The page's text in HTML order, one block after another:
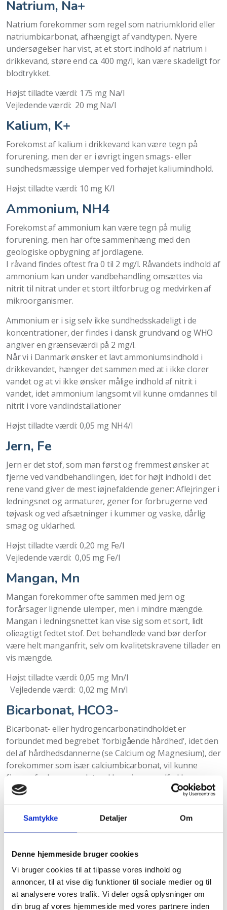
Samtykke Detaljer Om
Denne hjemmeside bruger cookies
Vi bruger cookies til at tilpasse vores indhold og
annoncer, til at vise dig funktioner til sociale medier og til
at analysere vores trafik. Vi deler også oplysninger om
din brug af vores hjemmeside med vores partnere inden
Natrium, Na+
Natrium forekommer som regel som natriumklorid eller
natriumbicarbonat, afhængigt af vandtypen. Nyere
undersøgelser har vist, at et stort indhold af natrium i
drikkevand, støre end ca. 400 mg/l, kan være skadeligt for
blodtrykket.
Højst tilladte værdi: 175 mg Na/l
Vejledende værdi: 20 mg Na/l
Kalium, K+
Forekomst af kalium i drikkevand kan være tegn på
forurening, men der er i øvrigt ingen smags- eller
sundhedsmæssige ulemper ved forhøjet kaliumindhold.
Højst tilladte værdi: 10 mg K/l
Ammonium, NH4
Forekomst af ammonium kan være tegn på mulig
forurening, men har ofte sammenhæng med den
geologiske opbygning af jordlagene.
I råvand findes oftest fra 0 til 2 mg/l. Råvandets indhold af
ammonium kan under vandbehandling omsættes via
nitrit til nitrat under et stort iltforbrug og medvirken af
mikroorganismer.
Ammonium er i sig selv ikke sundhedsskadeligt i de
koncentrationer, der findes i dansk grundvand og WHO
angiver en grænseværdi på 2 mg/l.
Når vi i Danmark ønsker et lavt ammoniumsindhold i
drikkevandet, hænger det sammen med at i ikke clorer
vandet og at vi ikke ønsker målige indhold af nitrit i
vandet, idet ammonium langsomt vil kunne omdannes til
nitrit i vore vandindstallationer
Højst tilladte værdi: 0,05 mg NH4/l
Jern, Fe
Jern er det stof, som man først og fremmest ønsker at
fjerne ved vandbehandlingen, idet for højt indhold i det
rene vand giver de mest iøjnefaldende gener: Aflejringer i
ledningsnet og armaturer, gener for forbrugerne ved
tøjvask og ved afsætninger i kummer og vaske, dårlig
smag og uklarhed.
Højst tilladte værdi: 0,20 mg Fe/l
Vejledende værdi: 0,05 mg Fe/l
Mangan, Mn
Mangan forekommer ofte sammen med jern og
forårsager lignende ulemper, men i mindre mængde.
Mangan i ledningsnettet kan vise sig som et sort, lidt
olieagtigt fedtet stof. Det behandlede vand bør derfor
være helt manganfrit, selv om kvalitetskravene tillader en
vis mængde.
Højst tilladte værdi: 0,05 mg Mn/l
Vejledende værdi: 0,02 mg Mn/l
Bicarbonat, HCO3-
Bicarbonat- eller hydrogencarbonatindholdet er
forbundet med begrebet 'forbigående hårdhed', idet den
del af hårdhedsdannerne (se Calcium og Magnesium), der
forekommer som især calciumbicarbonat, vil kunne
fjernes fra brugsvandet ved kogning og udfældes som
kedelsten. Bicarbonat hænger sammen med ph-værdien
for at undgå aggressiv co2, og den vejledende værdi
svarer til en ph-værdi på 8,4.
Vejledende værdi: Over 100 mg HCO3/l
Klorid, Cl -
For højt kloridindhold kan give smagsproblemer (vandet
smager salt ved ca. 400 mg/l) og risiko for tæring i
varmtvandssystemer m.v. Specielt i Danmark med